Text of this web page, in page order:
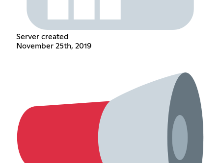
Server created
November 25th, 2019